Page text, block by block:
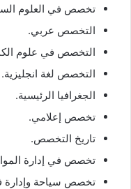
تخصص في العلوم
التخصص عربي.
التخصص في علوم
التخصص لغة انجليزية.
الجغرافيا الرئيسية.
تخصص إعلامي.
تاريخ التخصص.
تخصص في إدارة
تخصص سياحة وإدارة